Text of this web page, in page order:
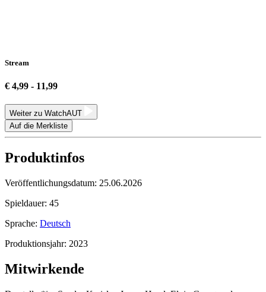
Stream
€ 4,99 - 11,99
Weiter zu WatchAUT
Auf die Merkliste
Produktinfos
Veröffentlichungsdatum: 25.06.2026
Spieldauer: 45
Sprache: Deutsch
Produktionsjahr: 2023
Mitwirkende